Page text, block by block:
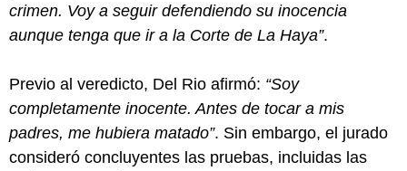
crimen. Voy a seguir defendiendo su inocencia
aunque tenga que ir a la Corte de La Haya”.
Previo al veredicto, Del Rio afirmó: “Soy
completamente inocente. Antes de tocar a mis
padres, me hubiera matado”. Sin embargo, el jurado
consideró concluyentes las pruebas, incluidas las